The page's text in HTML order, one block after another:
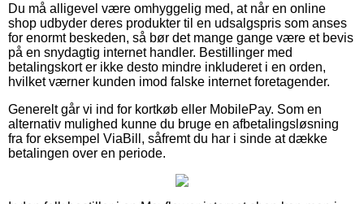
Du må alligevel være omhyggelig med, at når en online
shop udbyder deres produkter til en udsalgspris som anses
for enormt beskeden, så bør det mange gange være et bevis
på en snydagtig internet handler. Bestillinger med
betalingskort er ikke desto mindre inkluderet i en orden,
hvilket værner kunden imod falske internet foretagender.
Generelt går vi ind for kortkøb eller MobilePay. Som en
alternativ mulighed kunne du bruge en afbetalingsløsning
fra for eksempel ViaBill, såfremt du har i sinde at dække
betalingen over en periode.